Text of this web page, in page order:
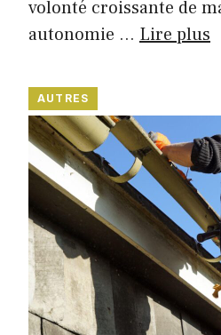
volonté croissante de
autonomie … Lire plus
AUTRES